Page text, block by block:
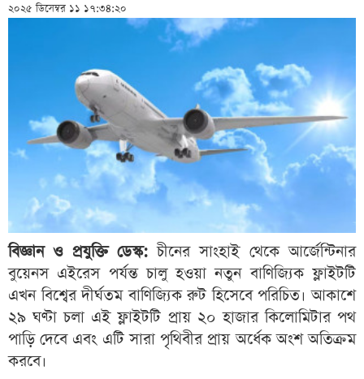
২০২৫ ডিসেম্বর ১১ ১৭:৩৪:২০
বিজ্ঞান ও প্রযুক্তি ডেস্ক:চীনের সাংহাই থেকে আর্জেন্টিনার
বুয়েনস এইরেস পর্যন্ত চালু হওয়া নতুন বাণিজ্যিক ফ্লাইটটি
এখন বিশ্বের দীর্ঘতম বাণিজ্যিক রুট হিসেবে পরিচিত। আকাশে
২৯ ঘণ্টা চলা এই ফ্লাইটটি প্রায় ২০ হাজার কিলোমিটার পথ
পাড়ি দেবে এবং এটি সারা পৃথিবীর প্রায় অর্ধেক অংশ অতিক্রম
করবে।